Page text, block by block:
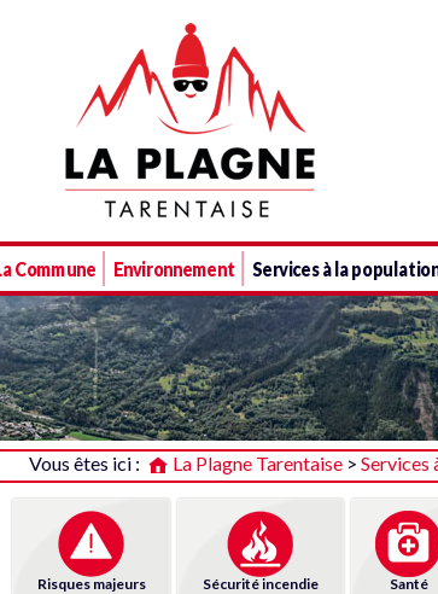
Plagne Tarentaise
Commune Environnement Services à la
Vous êtes ici : La Plagne Tarentaise > Services
Risques majeurs Sécurité incendie Santé